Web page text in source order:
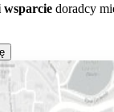
doradcy